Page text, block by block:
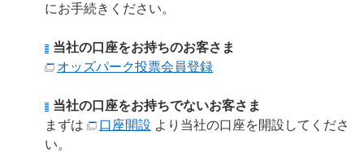
にお手続きください。
当社の口座をお持ちのお客さま
オッズパーク投票会員登録
当社の口座をお持ちでないお客さま
まずは
口座開設 より当社の口座を開設してくださ
い。